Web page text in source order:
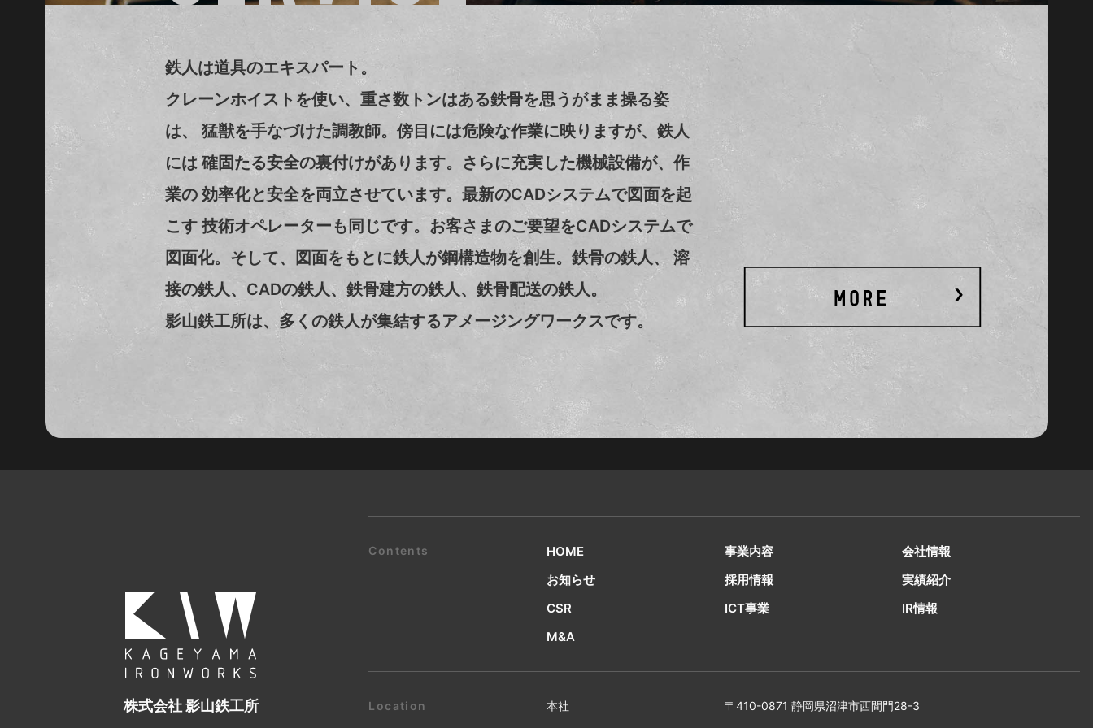
鉄人は道具のエキスパート。
クレーンホイストを使い、重さ数トンはある鉄骨を思うがまま操る姿
は、 猛獣を手なづけた調教師。傍目には危険な作業に映りますが、鉄人
には 確固たる安全の裏付けがあります。さらに充実した機械設備が、作
業の 効率化と安全を両立させています。最新のCADシステムで図面を起
こす 技術オペレーターも同じです。お客さまのご要望をCADシステムで
図面化。そして、図面をもとに鉄人が鋼構造物を創生。鉄骨の鉄人、 溶
接の鉄人、CADの鉄人、鉄骨建方の鉄人、鉄骨配送の鉄人。
影山鉄工所は、多くの鉄人が集結するアメージングワークスです。
株式会社 影山鉄工所
HOME 事業内容
会社情報
お知らせ
採用情報
実績紹介
CSR
ICT事業
IR情報
M&A
本社
〒410-0871 静岡県沼津市西間門28-3